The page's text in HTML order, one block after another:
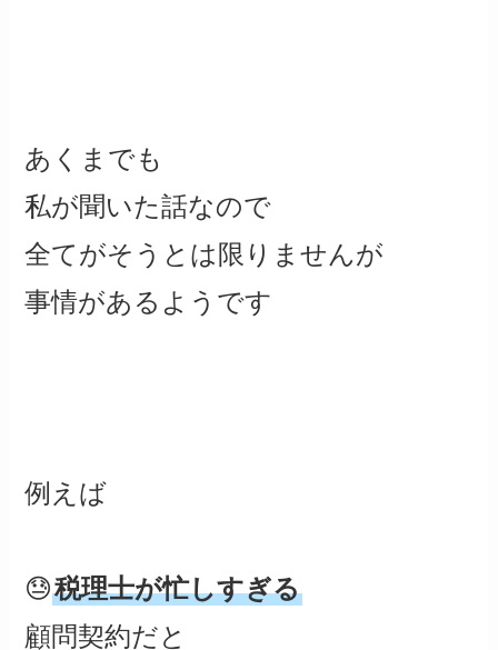
あくまでも
私が聞いた話なので
全てがそうとは限りませんが
事情があるようです
例えば
😓税理士が忙しすぎる
顧問契約だと